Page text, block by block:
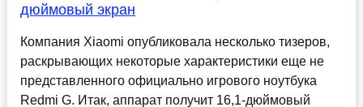
дюймовый экран
Компания Xiaomi опубликовала несколько тизеров,
раскрывающих некоторые характеристики еще не
представленного официально игрового ноутбука
Redmi G. Итак, аппарат получит 16,1-дюймовый